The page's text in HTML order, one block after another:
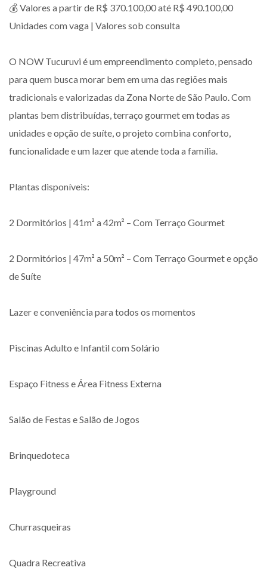
💰 Valores a partir de R$ 370.100,00 até R$ 490.100,00
Unidades com vaga | Valores sob consulta
O NOW Tucuruvi é um empreendimento completo, pensado
para quem busca morar bem em uma das regiões mais
tradicionais e valorizadas da Zona Norte de São Paulo. Com
plantas bem distribuídas, terraço gourmet em todas as
unidades e opção de suíte, o projeto combina conforto,
funcionalidade e um lazer que atende toda a família.
Plantas disponíveis:
2 Dormitórios | 41m² a 42m² – Com Terraço Gourmet
2 Dormitórios | 47m² a 50m² – Com Terraço Gourmet e opção
de Suíte
Lazer e conveniência para todos os momentos
Piscinas Adulto e Infantil com Solário
Espaço Fitness e Área Fitness Externa
Salão de Festas e Salão de Jogos
Brinquedoteca
Playground
Churrasqueiras
Quadra Recreativa